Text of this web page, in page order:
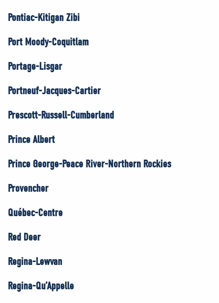
Pontiac-Kitigan Zibi
Port Moody-Coquitlam
Portage-Lisgar
Portneuf-Jacques-Cartier
Prescott-Russell-Cumberland
Prince Albert
Prince George-Peace River-Northern Rockies
Provencher
Québec-Centre
Red Deer
Regina-Lewvan
Regina-Qu’Appelle